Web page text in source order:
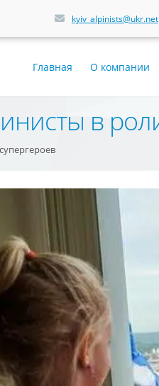
kyiv_alpinists@ukr.net
Главная О компании
в